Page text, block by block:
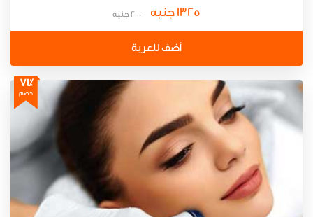
1325 جنيه 2000 جنيه
أضف للعربة
71٪
خصم